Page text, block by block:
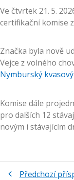
Ve čtvrtek 21. 5.
certifikační komise
Značka byla nově
Vejce z volného
Nymburský
Komise dále
pro dalších 12
novým i stávajícím
Předchozí